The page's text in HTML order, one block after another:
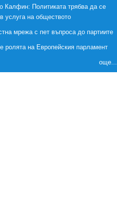
Калфин: Политиката трябва да се
услуга на обществото
мрежа с пет въпроса до партиите
ролята на Европейския парламент
още...